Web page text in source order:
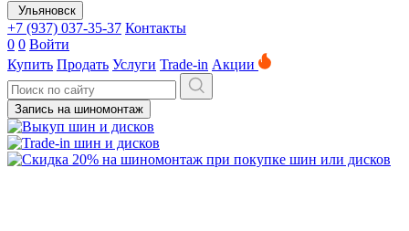
Ульяновск
+7 (937) 037-35-37 Контакты
0 0 Войти
Купить Продать Услуги Trade-in Акции
Запись на шиномонтаж